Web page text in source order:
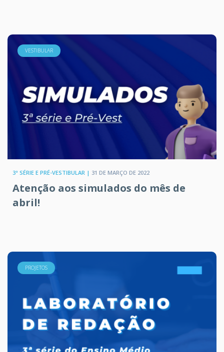
VESTIBULAR
3ª SÉRIE E PRÉ-VESTIBULAR | 31 DE MARÇO DE 2022
Atenção aos simulados do mês de
abril!
PROJETOS